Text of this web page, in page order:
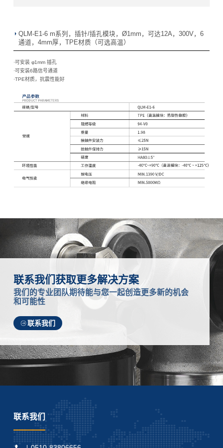
QLM-E1-6 m系列，插针/插孔模块，Ø1mm，可达12A，300V，6
通道，4mm厚，TPE材质（可选高温）
·可安装 φ1mm 插孔
·可安装6路信号通道
·TPE材质，抗震性能好
联系我们获取更多解决方案
我们的专业团队期待能与您一起创造更多新的机会
和可能性
联系我们
联系我们